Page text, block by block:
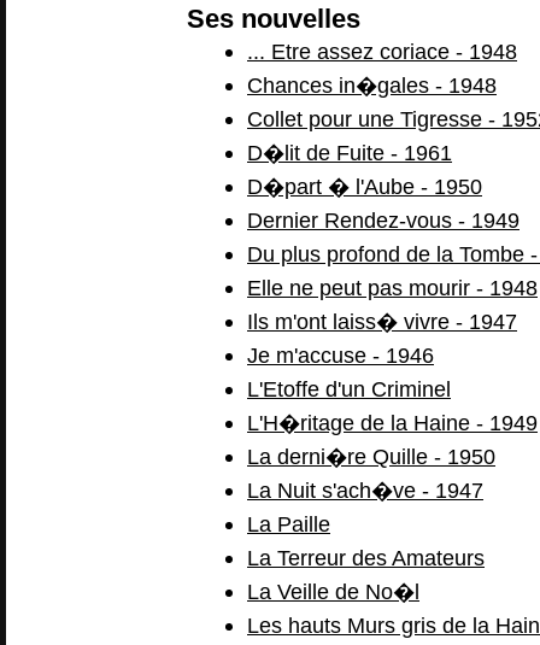
Ses nouvelles
... Etre assez coriace - 1948
Chances in�gales - 1948
Collet pour une Tigresse -
D�lit de Fuite - 1961
D�part � l'Aube - 1950
Dernier Rendez-vous - 1949
Du plus profond de la Tombe
Elle ne peut pas mourir - 1948
Ils m'ont laiss� vivre - 1947
Je m'accuse - 1946
L'Etoffe d'un Criminel
L'H�ritage de la Haine - 1949
La derni�re Quille - 1950
La Nuit s'ach�ve - 1947
La Paille
La Terreur des Amateurs
La Veille de No�l
Les hauts Murs gris de la